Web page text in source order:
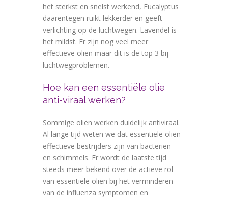
het sterkst en snelst werkend, Eucalyptus
daarentegen ruikt lekkerder en geeft
verlichting op de luchtwegen. Lavendel is
het mildst. Er zijn nog veel meer
effectieve oliën maar dit is de top 3 bij
luchtwegproblemen.
Hoe kan een essentiële olie
anti-viraal werken?
Sommige oliën werken duidelijk antiviraal.
Al lange tijd weten we dat essentiële oliën
effectieve bestrijders zijn van bacteriën
en schimmels. Er wordt de laatste tijd
steeds meer bekend over de actieve rol
van essentiële oliën bij het verminderen
van de influenza symptomen en